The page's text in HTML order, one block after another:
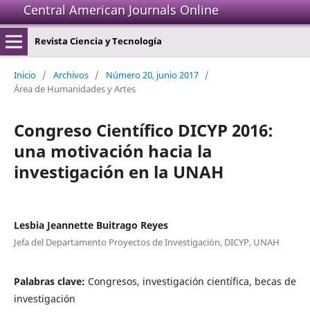
Central American Journals Online
Revista Ciencia y Tecnología
Inicio / Archivos / Número 20, junio 2017 /
Área de Humanidades y Artes
Congreso Científico DICYP 2016:
una motivación hacia la
investigación en la UNAH
Lesbia Jeannette Buitrago Reyes
Jefa del Departamento Proyectos de Investigación, DICYP, UNAH
Palabras clave: Congresos, investigación científica, becas de
investigación